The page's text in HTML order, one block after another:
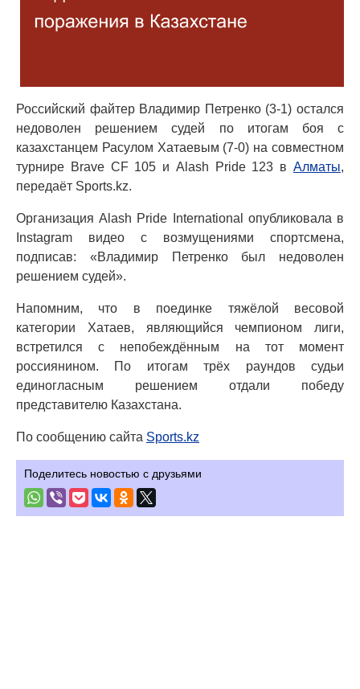
Российский файтер Владимир Петренко (3-1) остался
недоволен решением судей по итогам боя с
казахстанцем Расулом Хатаевым (7-0) на совместном
турнире Brave CF 105 и Alash Pride 123 в Алматы,
передаёт Sports.kz.
Организация Alash Pride International опубликовала в
Instagram видео с возмущениями спортсмена,
подписав: «Владимир Петренко был недоволен
решением судей».
Напомним, что в поединке тяжёлой весовой
категории Хатаев, являющийся чемпионом лиги,
встретился с непобеждённым на тот момент
россиянином. По итогам трёх раундов судьи
единогласным решением отдали победу
представителю Казахстана.
По сообщению сайта Sports.kz
Поделитесь новостью с друзьями